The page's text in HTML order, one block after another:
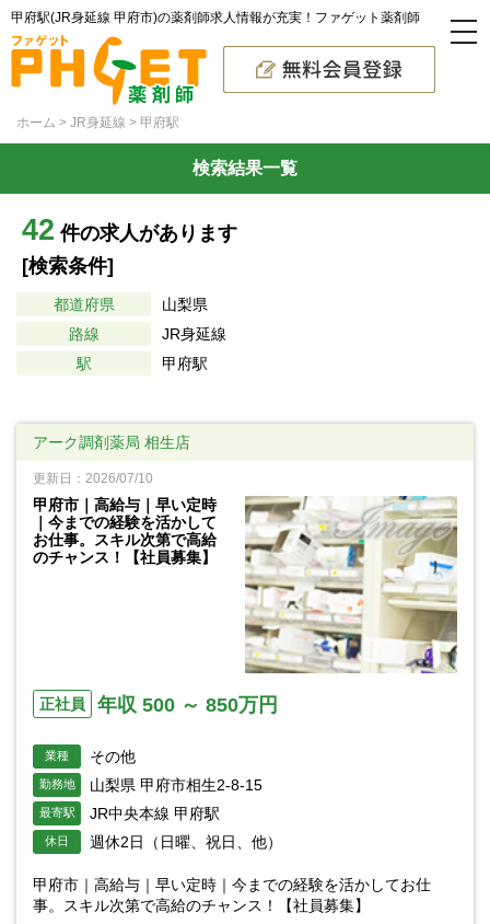
甲府駅(JR身延線 甲府市)の薬剤師求人情報が充実！ファゲット薬剤師
ホーム JR身延線 甲府駅
検索結果一覧
42 件の求人があります
[検索条件]
都道府県
山梨県
路線
JR身延線
駅
甲府駅
アーク調剤薬局 相生店
更新日：2026/07/10
甲府市｜高給与｜早い定時
｜今までの経験を活かして
お仕事。スキル次第で高給
のチャンス！【社員募集】
正社員 年収 500 ～ 850万円
業種 その他
勤務地 山梨県 甲府市相生2-8-15
最寄駅 JR中央本線 甲府駅
休日 週休2日（日曜、祝日、他）
甲府市｜高給与｜早い定時｜今までの経験を活かしてお仕
事。スキル次第で高給のチャンス！【社員募集】